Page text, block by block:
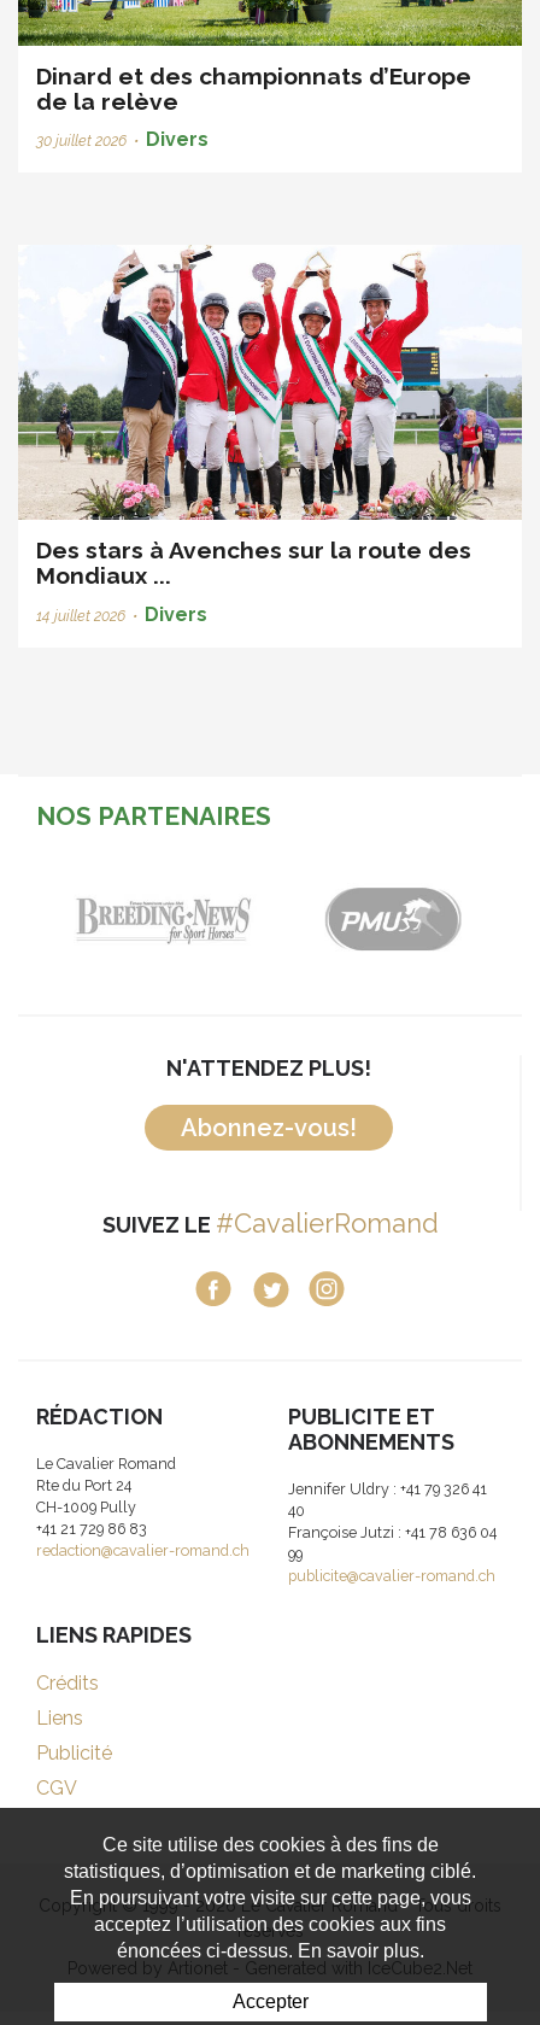
Dinard et des championnats d’Europe
de la relève
30 juillet 2026 • Divers
Des stars à Avenches sur la route des
Mondiaux ...
14 juillet 2026 • Divers
NOS PARTENAIRES
N'ATTENDEZ PLUS!
Abonnez-vous!
SUIVEZ LE #CavalierRomand
RÉDACTION
Le Cavalier Romand
Rte du Port 24
CH-1009 Pully
+41 21 729 86 83
redaction@cavalier-romand.ch
PUBLICITE ET
ABONNEMENTS
Jennifer Uldry : +41 79 326 41
40
Françoise Jutzi : +41 78 636 04
99
publicite@cavalier-romand.ch
LIENS RAPIDES
Crédits
Liens
Publicité
CGV
Copyright © 1999 - 2026 Le Cavalier Romand - Tous droits
réservés
Powered by Artionet - Generated with IceCube2.Net
Ce site utilise des cookies à des fins de
statistiques, d’optimisation et de marketing ciblé.
En poursuivant votre visite sur cette page, vous
acceptez l’utilisation des cookies aux fins
énoncées ci-dessus. En savoir plus.
Accepter